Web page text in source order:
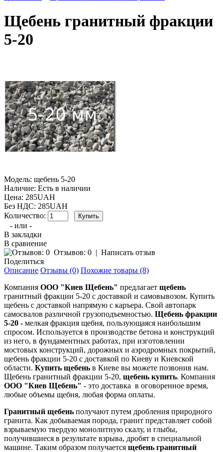
Щебень гранитный фракции
5-20
Модель: щебень 5-20
Наличие: Есть в наличии
Цена: 285UAH
Без НДС: 285UAH
Количество:
- или -
В закладки
В сравнение
Отзывов: 0 | Написать отзыв
Поделиться
Описание Отзывы (0) Похожие товары (8)
Компания ООО "Киев Щебень" предлагает щебень
гранитный фракции 5-20 с доставкой и самовывозом. Купить
щебень с доставкой напрямую с каръера. Свой автопарк
самосвалов различной грузоподъемностью. Щебень фракции
5-20 - мелкая фракция щебня, пользующаяся наибольшим
спросом. Используется в производстве бетона и конструкций
из него, в фундаментных работах, при изготовлении
мостовых конструкций, дорожных и аэродромных покрытий,
щебень фракции 5-20 с доставкой по Киеву и Киевской
области. Купить щебень в Киеве вы можете позвонив нам.
Щебень гранитный фракции 5-20, щебень купить. Компания
ООО "Киев Щебень" - это доставка в оговоренное время,
любые объемы щебня, любая форма оплаты.
Гранитный щебень получают путем дробления природного
гранита. Как добываемая порода, гранит представляет собой
взрываемую твердую монолитную скалу, и глыбы,
получившиеся в результате взрыва, дробят в специальной
машине. Таким образом получается щебень гранитный